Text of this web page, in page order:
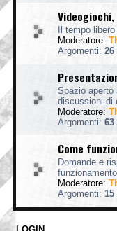
Il tempo
Moderatore:
Argomenti: 26
Spazio aperto
discussioni di
Moderatore:
Argomenti: 63
Come
Domande e
Moderatore:
Argomenti: 15